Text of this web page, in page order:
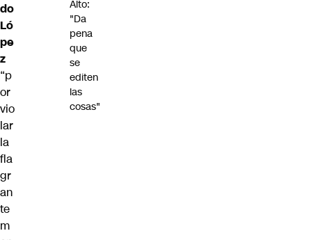
do
Ló
pe
z
“p
or
vio
lar
la
fla
gr
an
te
m
Alto:
"Da
pena
que
se
editen
las
cosas"